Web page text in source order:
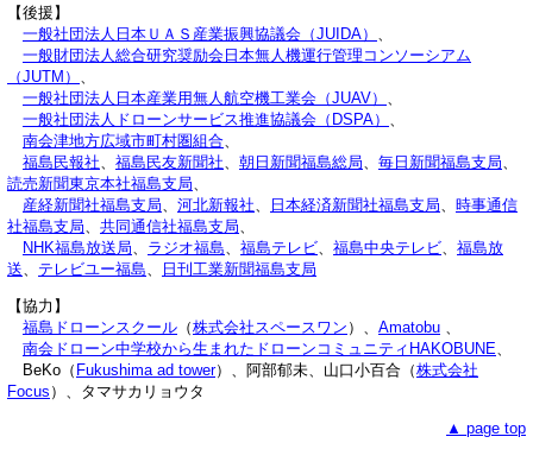
【後援】
一般社団法人日本ＵＡＳ産業振興協議会（JUIDA） 、
一般財団法人総合研究奨励会日本無人機運行管理コンソーシアム
（JUTM） 、
一般社団法人日本産業用無人航空機工業会（JUAV） 、
一般社団法人ドローンサービス推進協議会（DSPA） 、
南会津地方広域市町村圏組合、
福島民報社、 福島民友新聞社、 朝日新聞福島総局、 毎日新聞福島支局、
読売新聞東京本社福島支局、
産経新聞社福島支局、 河北新報社、 日本経済新聞社福島支局、 時事通信
社福島支局、 共同通信社福島支局、
NHK福島放送局、 ラジオ福島、 福島テレビ、 福島中央テレビ、 福島放
送、 テレビユー福島、 日刊工業新聞福島支局
【協力】
福島ドローンスクール （株式会社スペースワン ）、​ Amatobu 、
南会ドローン中学校から生まれたドローンコミュニティHAKOBUNE、
BeKo（ Fukushima ad tower）、阿部郁未、山口小百合（株式会社
Focus ）、タマサカリョウタ
▲ page top